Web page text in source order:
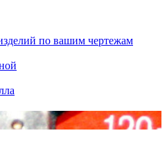
по вашим чертежам